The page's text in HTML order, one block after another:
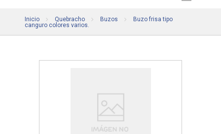
Inicio Quebracho Buzos
Buzo frisa tipo
canguro colores varios.